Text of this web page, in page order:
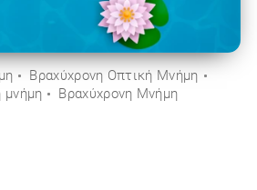
Βραχύχρονη Οπτική Μνήμη
μνήμη
Βραχύχρονη Μνήμη